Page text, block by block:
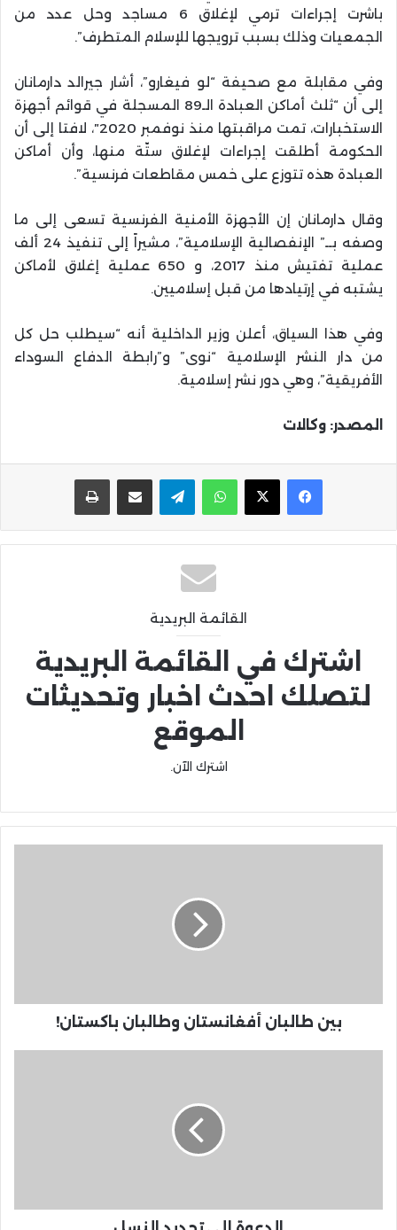
باشرت إجراءات ترمي لإغلاق 6 مساجد وحل عدد من
الجمعيات وذلك بسبب ترويجها للإسلام المتطرف”.
وفي مقابلة مع صحيفة “لو فيغارو”، أشار جيرالد دارمانان
إلى أن “ثلث أماكن العبادة الـ89 المسجلة في قوائم أجهزة
الاستخبارات، تمت مراقبتها منذ نوفمبر 2020″، لافتا إلى أن
الحكومة أطلقت إجراءات لإغلاق ستّة منها، وأن أماكن
العبادة هذه تتوزع على خمس مقاطعات فرنسية”.
وقال دارمانان إن الأجهزة الأمنية الفرنسية تسعى إلى ما
وصفه بــ” الإنفصالية الإسلامية”، مشيراً إلى تنفيذ 24 ألف
عملية تفتيش منذ 2017، و 650 عملية إغلاق لأماكن
يشتبه في إرتيادها من قبل إسلاميين.
وفي هذا السياق، أعلن وزير الداخلية أنه “سيطلب حل كل
من دار النشر الإسلامية “نوى” و”رابطة الدفاع السوداء
الأفريقية”، وهي دور نشر إسلامية.
المصدر: وكالات
واتساب تيلقرام مشاركة عبر البريد
القائمة البريدية
اشترك في القائمة البريدية
لتصلك احدث اخبار وتحديثات
الموقع
اشترك الآن.
بين طالبان أفغانستان وطالبان باكستان!